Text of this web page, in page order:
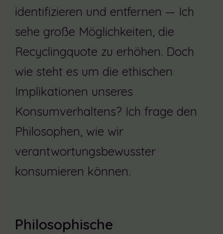
identifizieren und entfernen — Ich
sehe große Möglichkeiten, die
Recyclingquote zu erhöhen. Doch
wie steht es um die ethischen
Implikationen unseres
Konsumverhaltens? Ich frage den
Philosophen, wie wir
verantwortungsbewusster
konsumieren können.
Philosophische